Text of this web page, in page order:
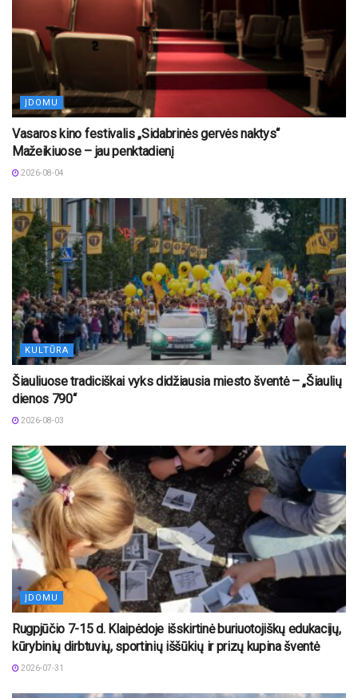
ĮDOMU
Vasaros kino festivalis „Sidabrinės gervės naktys“
Mažeikiuose – jau penktadienį
2026-08-04
KULTŪRA
Šiauliuose tradiciškai vyks didžiausia miesto šventė – „Šiaulių
dienos 790“
2026-08-03
ĮDOMU
Rugpjūčio 7-15 d. Klaipėdoje išskirtinė buriuotojiškų edukacijų,
kūrybinių dirbtuvių, sportinių iššūkių ir prizų kupina šventė
2026-07-31